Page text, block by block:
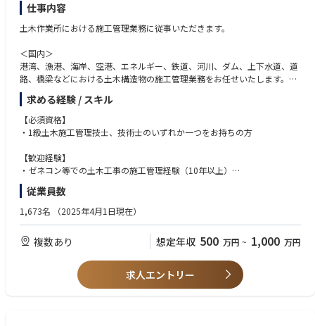
仕事内容
土木作業所における施工管理業務に従事いただきます。
＜国内＞
港湾、漁港、海岸、空港、エネルギー、鉄道、河川、ダム、上下水道、道
路、橋梁などにおける土木構造物の施工管理業務をお任せいたします。
工程管理、原価管理、安全管理、品質管理、環境管理、協力会社への指
示、近隣対応等 など
＜海外＞
いてプロジェクトマネージメントを担当いただきます。
建設コンサルタントや設計事務所、官公庁の担当者、また現地のサブコン
※同社では海外工事に注力しておりますので、海外の大型プロジェクトに
携われる環境を用意しております。
求める経験 / スキル
【必須資格】
・1級土木施工管理技士、技術士のいずれか一つをお持ちの方
【歓迎経験】
・ゼネコン等での土木工事の施工管理経験（10年以上）
・陸上工事の経験（5年以上）：橋梁下部/道路/トンネル/河川治水/上下水
道工事など
従業員数
1,673名 （2025年4月1日現在）
複数あり 想定年収 500 万円 ~ 1,000 万円
求人エントリー